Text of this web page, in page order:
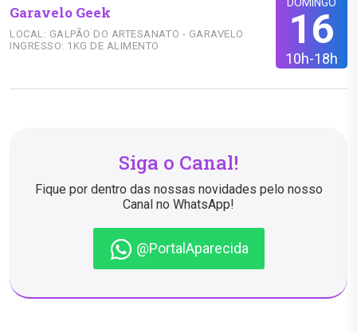
16
10h-18h
Garavelo Geek
LOCAL: GALPÃO DO ARTESANATO - GARAVELO
INGRESSO: 1KG DE ALIMENTO
Siga o Canal!
Fique por dentro das nossas novidades pelo nosso
Canal no WhatsApp!
@PortalAparecida